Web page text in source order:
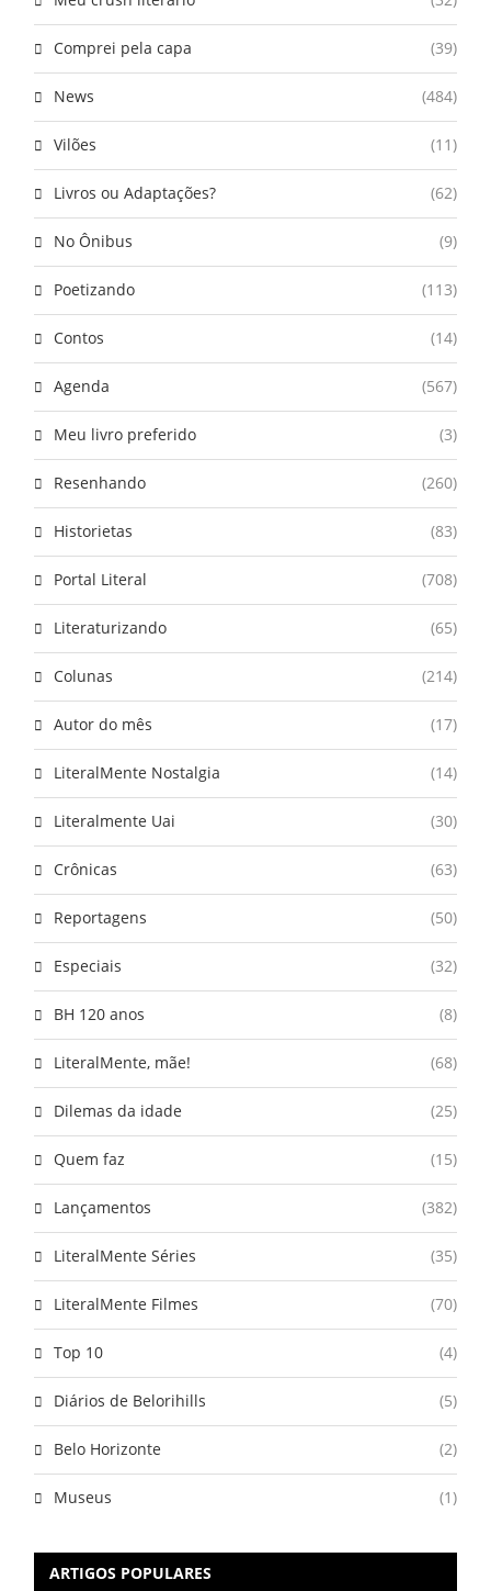
Comprei pela capa (39)
News (484)
Vilões (11)
Livros ou Adaptações? (62)
No Ônibus (9)
Poetizando (113)
Contos (14)
Agenda (567)
Meu livro preferido (3)
Resenhando (260)
Historietas (83)
Portal Literal (708)
Literaturizando (65)
Colunas (214)
Autor do mês (17)
LiteralMente Nostalgia (14)
Literalmente Uai (30)
Crônicas (63)
Reportagens (50)
Especiais (32)
BH 120 anos (8)
LiteralMente, mãe! (68)
Dilemas da idade (25)
Quem faz (15)
Lançamentos (382)
LiteralMente Séries (35)
LiteralMente Filmes (70)
Top 10 (4)
Diários de Belorihills (5)
Belo Horizonte (2)
Museus (1)
ARTIGOS POPULARES